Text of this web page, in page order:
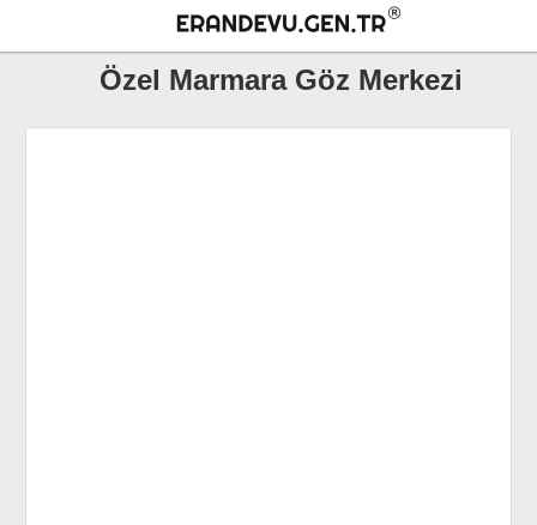
Özel Marmara Göz Merkezi